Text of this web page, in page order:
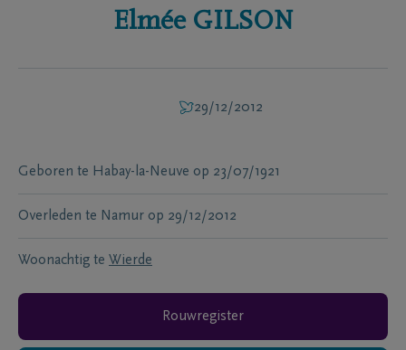
Elmée GILSON
29/12/2012
Geboren te Habay-la-Neuve op 23/07/1921
Overleden te Namur op 29/12/2012
Woonachtig te Wierde
Rouwregister